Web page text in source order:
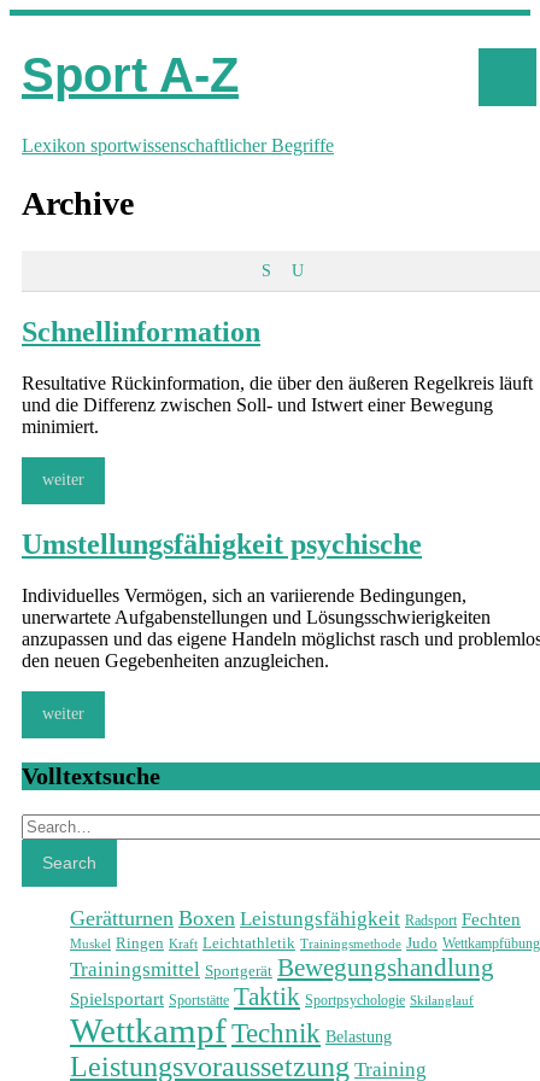
Sport A-Z
Lexikon sportwissenschaftlicher Begriffe
Archive
S U
Schnellinformation
Resultative Rückinformation, die über den äußeren Regelkreis läuft
und die Differenz zwischen Soll- und Istwert einer Bewegung
minimiert.
weiter
Umstellungsfähigkeit psychische
Individuelles Vermögen, sich an variierende Bedingungen,
unerwartete Aufgabenstellungen und Lösungsschwierigkeiten
anzupassen und das eigene Handeln möglichst rasch und
den neuen Gegebenheiten anzugleichen.
weiter
Volltextsuche
Search
Search
Gerätturnen Boxen Leistungsfähigkeit Radsport Fechten
Muskel Ringen Kraft Leichtathletik Trainingsmethode Judo Wettkampfübung
Trainingsmittel Sportgerät Bewegungshandlung
Spielsportart Sportstätte Taktik Sportpsychologie Skilanglauf
WettkampfTechnik Belastung
Leistungsvoraussetzung Training